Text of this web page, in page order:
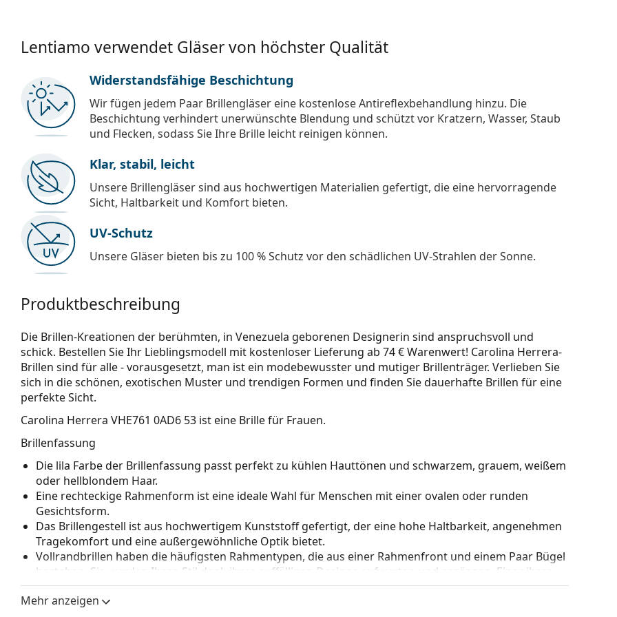
Lentiamo verwendet Gläser von höchster Qualität
Widerstandsfähige Beschichtung
Wir fügen jedem Paar Brillengläser eine kostenlose Antireflexbehandlung hinzu. Die
Beschichtung verhindert unerwünschte Blendung und schützt vor Kratzern, Wasser, Staub
und Flecken, sodass Sie Ihre Brille leicht reinigen können.
Klar, stabil, leicht
Unsere Brillengläser sind aus hochwertigen Materialien gefertigt, die eine hervorragende
Sicht, Haltbarkeit und Komfort bieten.
UV-Schutz
Unsere Gläser bieten bis zu 100 % Schutz vor den schädlichen UV-Strahlen der Sonne.
Produktbeschreibung
Die Brillen-Kreationen der berühmten, in Venezuela geborenen Designerin sind anspruchsvoll und
schick. Bestellen Sie Ihr Lieblingsmodell mit kostenloser Lieferung ab 74 € Warenwert! Carolina Herrera-
Brillen sind für alle - vorausgesetzt, man ist ein modebewusster und mutiger Brillenträger. Verlieben Sie
sich in die schönen, exotischen Muster und trendigen Formen und finden Sie dauerhafte Brillen für eine
perfekte Sicht.
Carolina Herrera VHE761 0AD6 53 ist eine Brille für Frauen.
Brillenfassung
Die lila Farbe der Brillenfassung passt perfekt zu kühlen Hauttönen und schwarzem, grauem, weißem
oder hellblondem Haar.
Eine rechteckige Rahmenform ist eine ideale Wahl für Menschen mit einer ovalen oder runden
Gesichtsform.
Das Brillengestell ist aus hochwertigem Kunststoff gefertigt, der eine hohe Haltbarkeit, angenehmen
Tragekomfort und eine außergewöhnliche Optik bietet.
Vollrandbrillen haben die häufigsten Rahmentypen, die aus einer Rahmenfront und einem Paar Bügel
bestehen. Sie werden Ihren Stil dank ihres auffälligen Designs aufwerten und ergänzen. Einer ihrer
Vorteile ist die Robustheit, Langlebigkeit, die Tatsache, dass sie das Glas vollständig umschließen, und
vor allem ihr Schutz vor Beschädigungen. Dieser Rahmentyp ist für alle Gläser geeignet, auch für
Mehr anzeigen